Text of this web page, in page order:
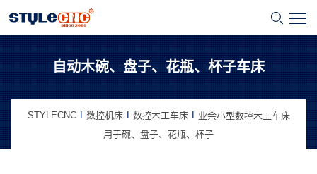
自动木碗、盘子、花瓶、杯子车床
STYLECNC 数控机床 数控木工车床
业余小型数控木工车床
用于碗、盘子、花瓶、杯子